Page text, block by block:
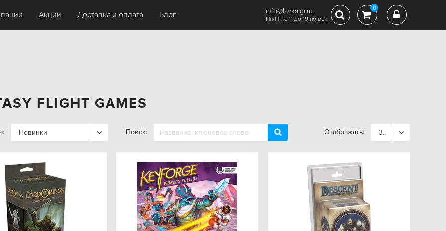
Акции Доставка и оплата Блог info@lavkaigr.ru
Пн-Пт: с 11 до 19 по мск
0
FLIGHT GAMES
Новинки Поиск: Отображать: 36